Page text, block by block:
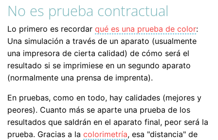
No es prueba contractual
Lo primero es recordar qué es una prueba de color:
Una simulación a través de un aparato (usualmente
una impresora de cierta calidad) de cómo será el
resultado si se imprimiese en un segundo aparato
(normalmente una prensa de imprenta).
En pruebas, como en todo, hay calidades (mejores y
peores). Cuanto más se aparte una prueba de los
resultados que saldrán en el aparato final, peor será la
prueba. Gracias a la colorimetría, esa "distancia" de